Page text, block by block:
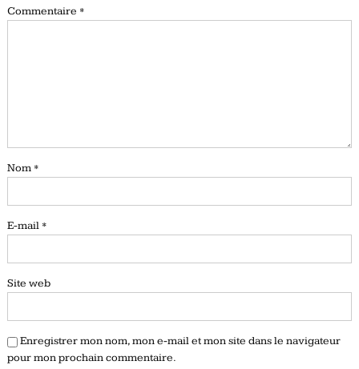
Commentaire *
Nom *
E-mail *
Site web
Enregistrer mon nom, mon e-mail et mon site dans le navigateur
pour mon prochain commentaire.